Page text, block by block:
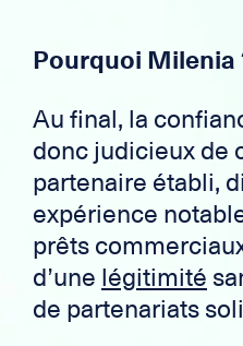
Pourquoi Milenia
Au final, la
donc judicieux de
partenaire établi,
expérience
prêts
d’une légitimité
de partenariats